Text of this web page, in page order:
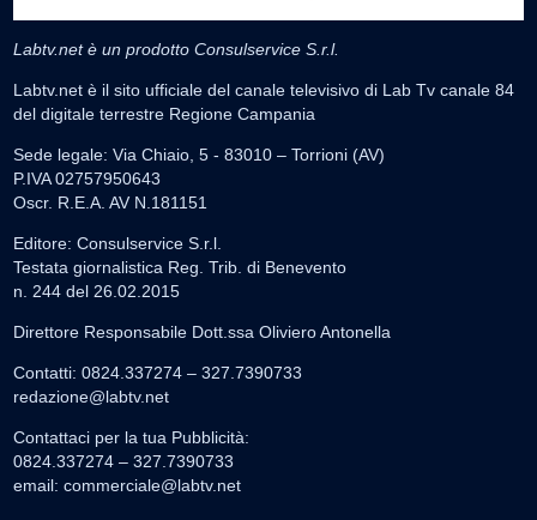
Labtv.net è un prodotto Consulservice S.r.l.
Labtv.net è il sito ufficiale del canale televisivo di Lab Tv canale 84
del digitale terrestre Regione Campania
Sede legale: Via Chiaio, 5 - 83010 – Torrioni (AV)
P.IVA 02757950643
Oscr. R.E.A. AV N.181151
Editore: Consulservice S.r.l.
Testata giornalistica Reg. Trib. di Benevento
n. 244 del 26.02.2015
Direttore Responsabile Dott.ssa Oliviero Antonella
Contatti: 0824.337274 – 327.7390733
redazione@labtv.net
Contattaci per la tua Pubblicità:
0824.337274 – 327.7390733
email: commerciale@labtv.net